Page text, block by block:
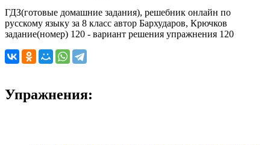
ГДЗ(готовые домашние задания), решебник онлайн по
русскому языку за 8 класс автор Бархударов, Крючков
задание(номер) 120 - вариант решения упражнения 120
Упражнения: